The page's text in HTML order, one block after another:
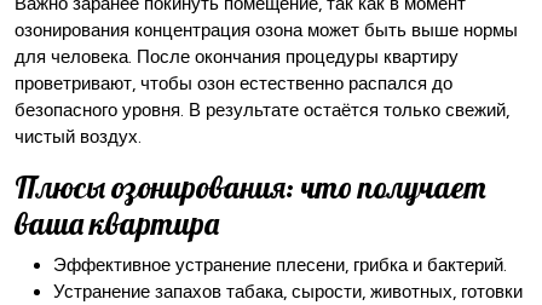
озонирования концентрация озона может быть выше нормы
для человека. После окончания процедуры квартиру
проветривают, чтобы озон естественно распался до
безопасного уровня. В результате остаётся только свежий,
чистый воздух.
Плюсы озонирования: что получает
ваша квартира
Эффективное устранение плесени, грибка и бактерий.
Устранение запахов табака, сырости, животных, готовки